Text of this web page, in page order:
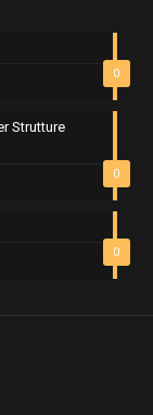
0
0
Strutture
0